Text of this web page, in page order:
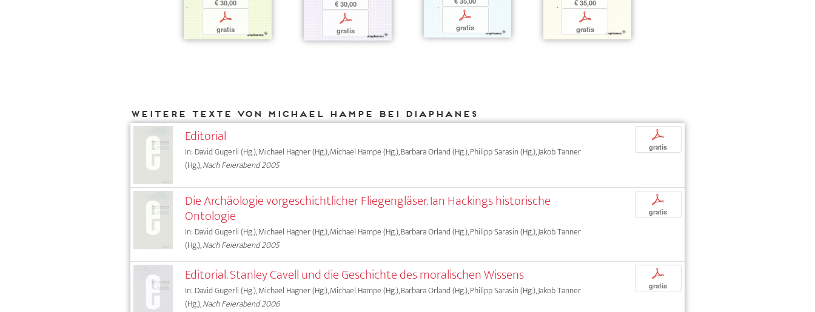
€ 30,00
p
gratis
€ 30,00
p
gratis
p
gratis
€ 35,00
p
gratis
Weitere Texte von Michael Hampe bei DIAPHANES
Editorial
In: David Gugerli (Hg.), Michael Hagner (Hg.), Michael Hampe (Hg.), Barbara Orland (Hg.), Philipp Sarasin (Hg.), Jakob Tanner
(Hg.),Nach Feierabend 2005
p
gratis
Die Archäologie vorgeschichtlicher Fliegengläser. Ian Hackings historische
Ontologie
In: David Gugerli (Hg.), Michael Hagner (Hg.), Michael Hampe (Hg.), Barbara Orland (Hg.), Philipp Sarasin (Hg.), Jakob Tanner
(Hg.),Nach Feierabend 2005
p
gratis
Editorial. Stanley Cavell und die Geschichte des moralischen Wissens
In: David Gugerli (Hg.), Michael Hagner (Hg.), Michael Hampe (Hg.), Barbara Orland (Hg.), Philipp Sarasin (Hg.), Jakob Tanner
(Hg.),Nach Feierabend 2006
p
gratis